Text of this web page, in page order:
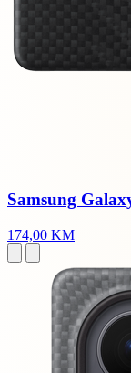
Samsung
174,00 KM